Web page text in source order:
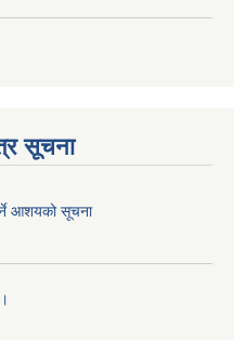
सूचना
आशयको सूचना